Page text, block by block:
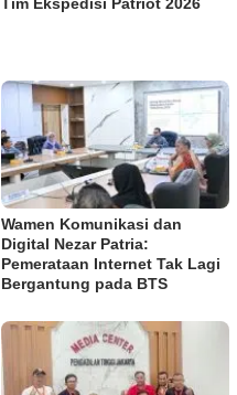
Wamen Komunikasi dan
Digital Nezar Patria:
Pemerataan Internet Tak Lagi
Bergantung pada BTS